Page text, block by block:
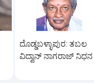
ದೊಡ್ಡಬಳ್ಳಾಪುರ: ತಬಲ
ವಿದ್ವಾನ್‌ ನಾಗರಾಜ್‌ ನಿಧನ